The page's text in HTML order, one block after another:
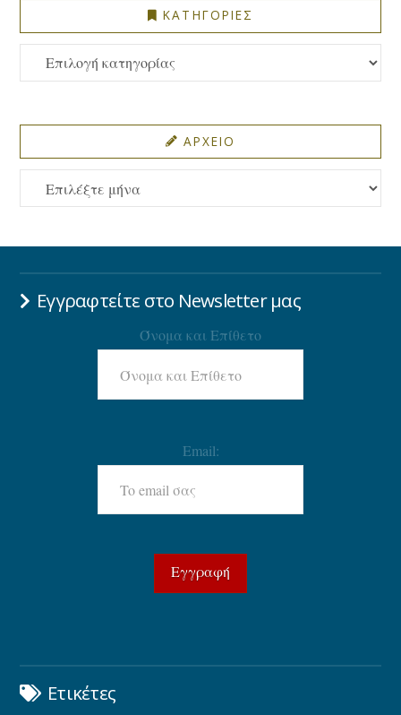
ΚΑΤΗΓΟΡΙΕΣ
ΚΑΤΗΓΟΡΙΕΣ
ΑΡΧΕΙΟ
ΑΡΧΕΙΟ
Εγγραφτείτε στο Newsletter μας
Όνομα και Επίθετο
Email:
Ετικέτες